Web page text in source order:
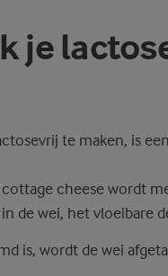
je
te maken, is
cheese wordt
de wei, het vloeibare
is, wordt de wei